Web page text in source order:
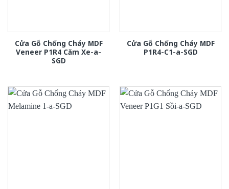
Cửa Gỗ Chống Cháy MDF
Veneer P1R4 Căm Xe-a-
SGD
Cửa Gỗ Chống Cháy MDF
P1R4-C1-a-SGD